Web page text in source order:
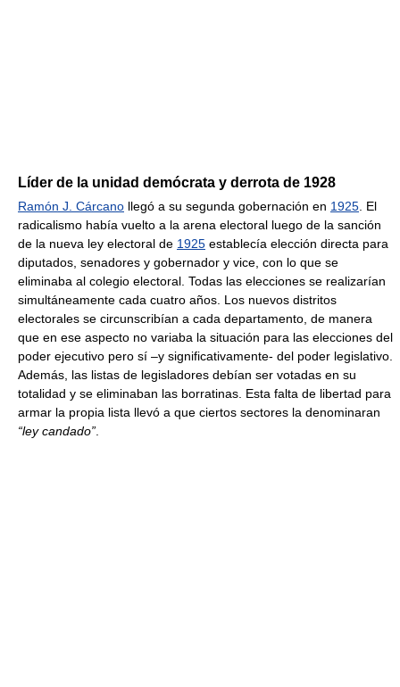
Líder de la unidad demócrata y derrota de 1928
Ramón J. Cárcano llegó a su segunda gobernación en 1925. El
radicalismo había vuelto a la arena electoral luego de la sanción
de la nueva ley electoral de 1925 establecía elección directa para
diputados, senadores y gobernador y vice, con lo que se
eliminaba al colegio electoral. Todas las elecciones se realizarían
simultáneamente cada cuatro años. Los nuevos distritos
electorales se circunscribían a cada departamento, de manera
que en ese aspecto no variaba la situación para las elecciones del
poder ejecutivo pero sí –y significativamente- del poder legislativo.
Además, las listas de legisladores debían ser votadas en su
totalidad y se eliminaban las borratinas. Esta falta de libertad para
armar la propia lista llevó a que ciertos sectores la denominaran
“ley candado”.